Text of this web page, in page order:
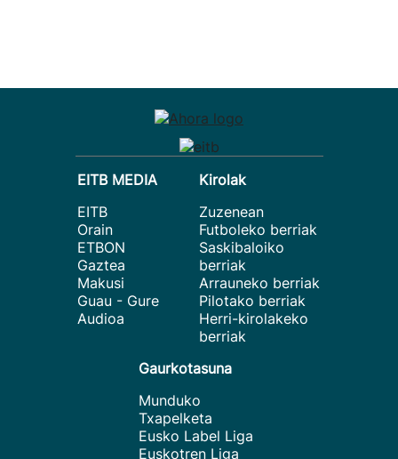
EITB MEDIA
EITB
Orain
ETBON
Gaztea
Makusi
Guau - Gure
Audioa
Kirolak
Zuzenean
Futboleko berriak
Saskibaloiko
berriak
Arrauneko berriak
Pilotako berriak
Herri-kirolakeko
berriak
Gaurkotasuna
Munduko
Txapelketa
Eusko Label Liga
Euskotren Liga